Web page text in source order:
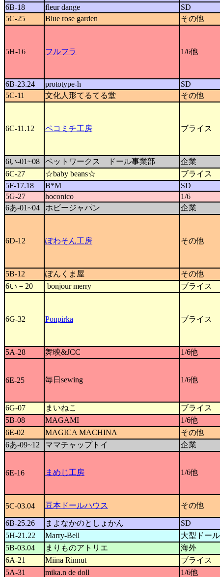
6B-18
fleur dange
SD
5C-25
Blue rose garden その他
5H-16 フルフラ 1/6他
6B-23.24 prototype-h
SD
5C-11
文化人形てるてる堂 その他
6C-11.12 ペコミチ工房 ブライス
6い-01~08 ペットワークス ドール事業部
企業
6C-27
☆baby beans☆
ブライス
5F-17.18
B*M
SD
5G-27
hoconico
1/6
6あ-01~04
ホビージャパン 企業
6D-12 ぽわそん工房 その他
5B-12 ぽんくま屋
その他
6い－20
bonjour merry ブライス
6G-32 Ponpirka ブライス
5A-28 舞映&JCC 1/6他
6E-25 毎日sewing 1/6他
6G-07 まいねこ
ブライス
5B-08
MAGAMI
1/6他
6E-02
MAGICA MACHINA
その他
6あ-09~12
ママチャップトイ 企業
6E-16 まめじ工房 1/6他
5C-03.04 豆本ドールハウス その他
6B-25.26 まよなかのとしょかん
SD
5H-21.22
Marry-Bell
大型ドール
5B-03.04
まりものアトリエ
海外
6A-21
Miina Rinnut
ブライス
5A-31
mika.n de doll 1/6他